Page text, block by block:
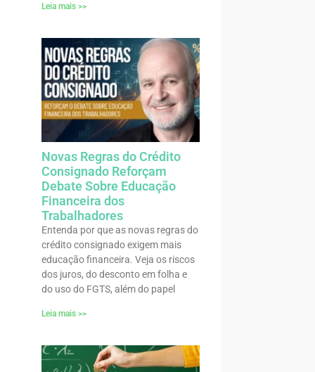
Leia mais >>
Novas Regras do Crédito
Consignado Reforçam
Debate Sobre Educação
Financeira dos
Trabalhadores
Entenda por que as novas regras do
crédito consignado exigem mais
educação financeira. Veja os riscos
dos juros, do desconto em folha e
do uso do FGTS, além do papel
Leia mais >>